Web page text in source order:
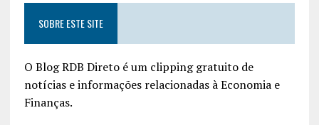
SOBRE ESTE SITE
O Blog RDB Direto é um clipping gratuito de
notícias e informações relacionadas à Economia e
Finanças.